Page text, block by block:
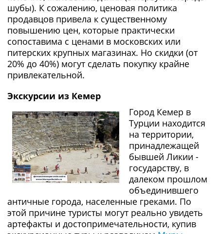
шубы). К сожалению, ценовая политика
продавцов привела к существенному
повышению цен, которые практически
сопоставима с ценами в московских или
питерских крупных магазинах. Но скидки (от
20% до 40%) могут сделать покупку крайне
привлекательной.
Экскурсии из Кемер
Город Кемер в
Турции находится
на территории,
принадлежащей
бывшей Ликии -
государству, в
далеком прошлом
объединившего
античные города, населенные греками. По
этой причине туристы могут реально увидеть
артефакты и достопримечательности, купив